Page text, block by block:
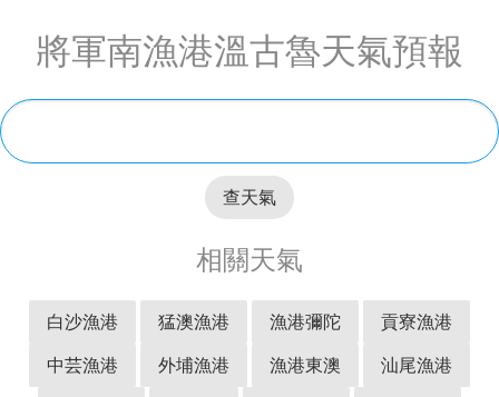
將軍南漁港溫古魯天氣預報
查天氣
相關天氣
白沙漁港 猛澳漁港 漁港彌陀
貢寮漁港
中芸漁港
外埔漁港 漁港東澳
汕尾漁港